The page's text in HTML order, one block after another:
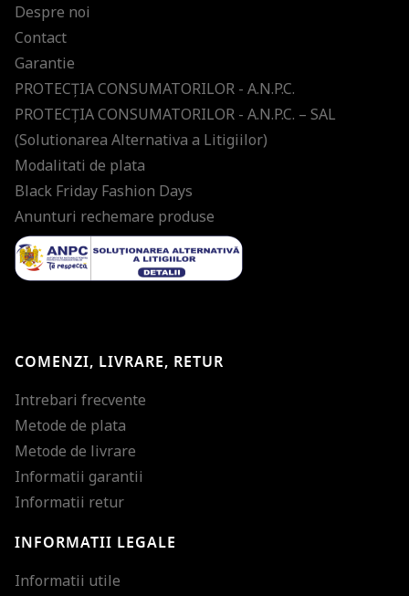
Despre noi
Contact
Garantie
PROTECŢIA CONSUMATORILOR - A.N.P.C.
PROTECŢIA CONSUMATORILOR - A.N.P.C. – SAL
(Solutionarea Alternativa a Litigiilor)
Modalitati de plata
Black Friday Fashion Days
Anunturi rechemare produse
COMENZI, LIVRARE, RETUR
Intrebari frecvente
Metode de plata
Metode de livrare
Informatii garantii
Informatii retur
INFORMATII LEGALE
Informatii utile